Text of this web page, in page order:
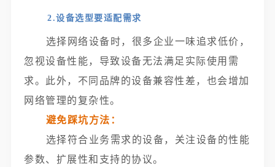
2.设备选型要适配需求
选择网络设备时，很多企业一味追求低价，
忽视设备性能，导致设备无法满足实际使用需
求。此外，不同品牌的设备兼容性差，也会增加
网络管理的复杂性。
避免踩坑方法：
选择符合业务需求的设备，关注设备的性能
参数、扩展性和支持的协议。